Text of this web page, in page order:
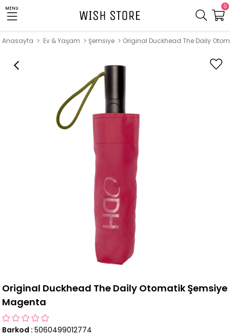
MENU 0
Anasayfa Ev & Yaşam Şemsiye Original Duckhead The Daily
Original Duckhead The Daily Otomatik Şemsiye
Magenta
Barkod : 5060499012774